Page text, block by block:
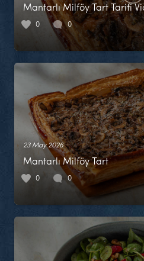
Mantarlı Milföy Tart Tarifi
0 0
23 May 2026
Mantarlı Milföy Tart
0 0